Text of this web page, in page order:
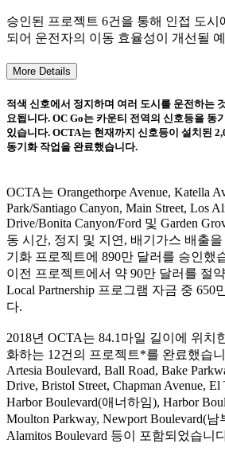
승인된 프로젝트 6건을 통해 인접 도
되어 운전자의 이동 효율성이 개선될
More Details
적색 신호에서 정지하며 여러 도시를 운전하는
요됩니다. OC Go는 카운티 전역의 신호등을 동
있습니다. OCTA는 현재까지 신호등이 설치된
동기화 작업을 완료했습니다.
OCTA는 Orangethorpe Avenue, Katella
Park/Santiago Canyon, Main Street, Los
Drive/Bonita Canyon/Ford 및 Garden
동 시간, 정지 및 지연, 배기가스 배출
기화 프로젝트에 890만 달러를 승인했
이전 프로젝트에서 약 90만 달러를 절약
Local Partnership 프로그램 자금 중 650
다.
2018년 OCTA는 84.1마일 길이에 위치
화하는 12건의 프로젝트*를 완료했습
Artesia Boulevard, Ball Road, Bake
Drive, Bristol Street, Chapman Avenue,
Harbor Boulevard(애너하임), Harbor
Moulton Parkway, Newport Boulevard(남
Alamitos Boulevard 등이 포함되었습니